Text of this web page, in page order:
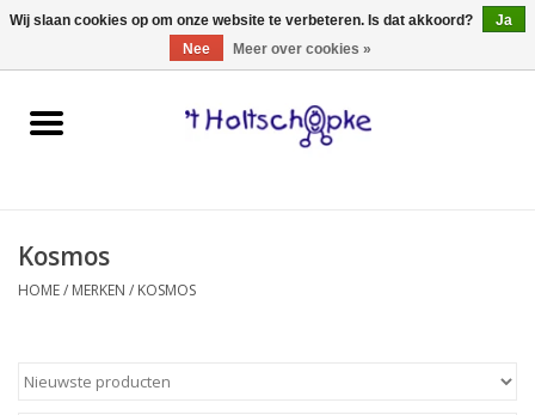
0 Artikelen - €0,00
Home
spellen
schmink & make-up
Kosmos
HOME/ MERKEN / KOSMOS
Wij slaan cookies op om onze website te verbeteren. Is dat akkoord?
Ja
Nee
Meer over cookies »